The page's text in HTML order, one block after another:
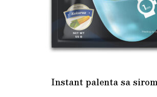
Instant palenta sa